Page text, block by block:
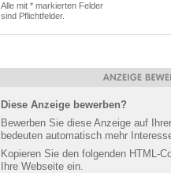
Alle mit * markierten Felder
sind Pflichtfelder.
Diese Anzeige bewerben?
Bewerben Sie diese Anzeige auf
bedeuten automatisch mehr
Kopieren Sie den folgenden HTML-
Ihre Webseite ein.